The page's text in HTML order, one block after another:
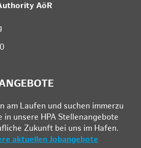
AöR
am Lau­fen und su­chen im­mer­zu
in un­se­re HPA Stel­len­an­ge­bo­te
Zu­kunft bei uns im Ha­fen.
aktuellen Jobangebote